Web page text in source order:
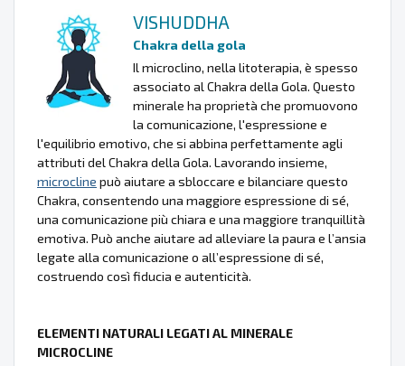
VISHUDDHA
Chakra della gola
Il microclino, nella litoterapia, è spesso
associato al Chakra della Gola. Questo
minerale ha proprietà che promuovono
la comunicazione, l'espressione e
l'equilibrio emotivo, che si abbina perfettamente agli
attributi del Chakra della Gola. Lavorando insieme,
microcline può aiutare a sbloccare e bilanciare questo
Chakra, consentendo una maggiore espressione di sé,
una comunicazione più chiara e una maggiore tranquillità
emotiva. Può anche aiutare ad alleviare la paura e l’ansia
legate alla comunicazione o all’espressione di sé,
costruendo così fiducia e autenticità.
ELEMENTI NATURALI LEGATI AL MINERALE
MICROCLINE